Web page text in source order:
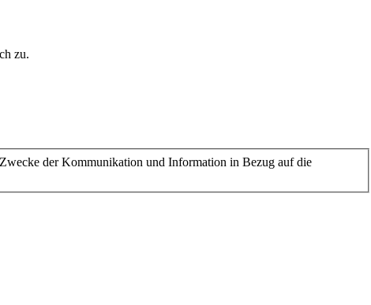
zu.
der Kommunikation und Information in Bezug auf die